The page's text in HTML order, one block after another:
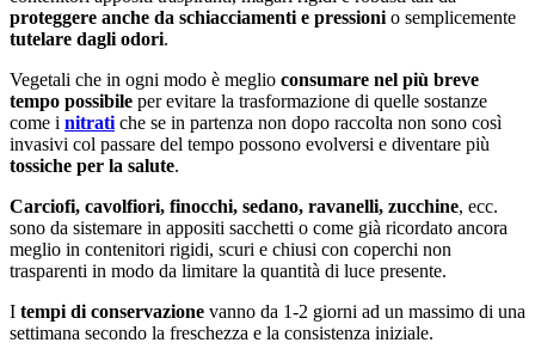
proteggere anche da schiacciamenti e pressioni o semplicemente
tutelare dagli odori.
Vegetali che in ogni modo è meglio consumare nel più breve
tempo possibile per evitare la trasformazione di quelle sostanze
come i nitrati che se in partenza non dopo raccolta non sono così
invasivi col passare del tempo possono evolversi e diventare più
tossiche per la salute.
Carciofi, cavolfiori, finocchi, sedano, ravanelli, zucchine, ecc.
sono da sistemare in appositi sacchetti o come già ricordato ancora
meglio in contenitori rigidi, scuri e chiusi con coperchi non
trasparenti in modo da limitare la quantità di luce presente.
I tempi di conservazione vanno da 1-2 giorni ad un massimo di una
settimana secondo la freschezza e la consistenza iniziale.